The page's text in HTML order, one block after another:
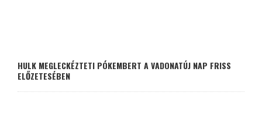
HULK MEGLECKÉZTETI PÓKEMBERT A VADONATÚJ NAP FRISS
ELŐZETESÉBEN